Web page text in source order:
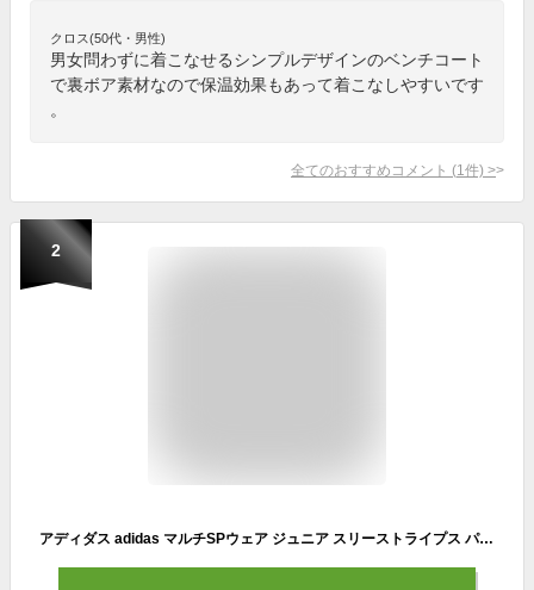
クロス(50代・男性)
男女問わずに着こなせるシンプルデザインのベンチコート
で裏ボア素材なので保温効果もあって着こなしやすいです
。
全てのおすすめコメント (1 件) >
2
アディダス adidas マルチSPウェア ジュニア スリーストライプス パデッドジャケット HAX65 2023FW